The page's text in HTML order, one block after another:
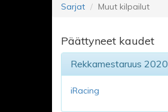
Sarjat Muut kilpailut
Päättyneet kaudet
Rekkamestaruus 2020
iRacing